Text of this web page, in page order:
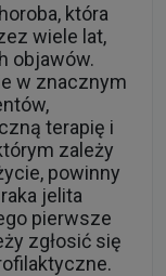
która
wiele lat,
objawów.
w znacznym
terapię i
zależy
powinny
jelita
pierwsze
zgłosić się